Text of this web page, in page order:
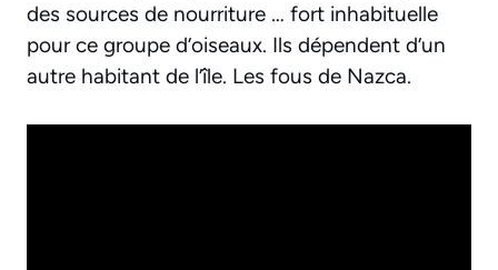
des sources de nourriture … fort inhabituelle
pour ce groupe d’oiseaux. Ils dépendent d’un
autre habitant de l’île. Les fous de Nazca.